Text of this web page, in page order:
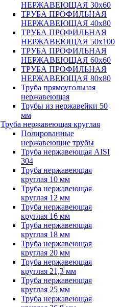
НЕРЖАВЕЮЩАЯ 30х60
ТРУБА ПРОФИЛЬНАЯ
НЕРЖАВЕЮЩАЯ 40х80
ТРУБА ПРОФИЛЬНАЯ
НЕРЖАВЕЮЩАЯ 50х100
ТРУБА ПРОФИЛЬНАЯ
НЕРЖАВЕЮЩАЯ 60х60
ТРУБА ПРОФИЛЬНАЯ
НЕРЖАВЕЮЩАЯ 80х80
Труба прямоугольная
нержавеющая
Трубы из нержавейки 50
мм
Труба нержавеющая круглая
Полированные
нержавеющие трубы
Труба нержавеющая AISI
304
Труба нержавеющая
круглая 10 мм
Труба нержавеющая
круглая 12 мм
Труба нержавеющая
круглая 16 мм
Труба нержавеющая
круглая 18 мм
Труба нержавеющая
круглая 20 мм
Труба нержавеющая
круглая 21,3 мм
Труба нержавеющая
круглая 25 мм
Труба нержавеющая